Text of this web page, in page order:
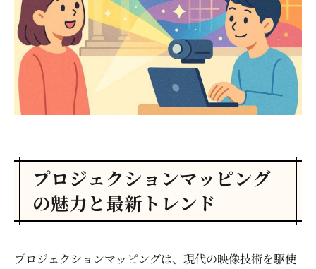
プロジェクションマッピング
の魅力と最新トレンド
プロジェクションマッピングは、現代の映像技術を駆使